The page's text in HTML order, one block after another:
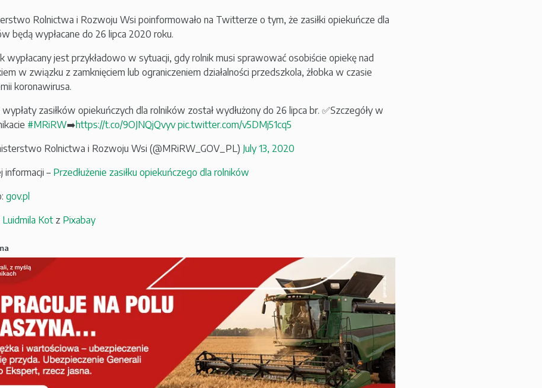
Rolnictwa i Rozwoju Wsi poinformowało na Twitterze o tym, że zasiłki opiekuńcze dla
będą wypłacane do 26 lipca 2020 roku.
wypłacany jest przykładowo w sytuacji, gdy rolnik musi sprawować osobiście opiekę nad
w związku z zamknięciem lub ograniczeniem działalności przedszkola, żłobka w czasie
koronawirusa.
zasiłków opiekuńczych dla rolników został wydłużony do 26 lipca br. ✅Szczegóły w
#MRiRW➡️https://t.co/9OJNQjQvyv pic.twitter.com/v5DMj51cq5
Rolnictwa i Rozwoju Wsi (@MRiRW_GOV_PL) July 13, 2020
informacji – Przedłużenie zasiłku opiekuńczego dla rolników
gov.pl
Luidmila Kot z Pixabay